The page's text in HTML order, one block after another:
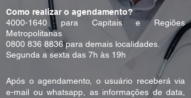
Como realizar o agendamento?
4000-1640 para Capitais e Regiões
Metropolitanas
0800 836 8836para demais localidades.
Segunda a sexta das 7h às 19h
Após o agendamento, o usuário receberá via
e-mail ou whatsapp, as informações de data,